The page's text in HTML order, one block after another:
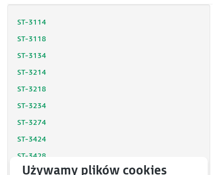
ST-3114
ST-3118
ST-3134
ST-3214
ST-3218
ST-3234
ST-3274
ST-3424
ST-3428
ST-3444